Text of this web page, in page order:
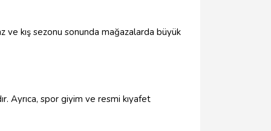
ve kış sezonu sonunda mağazalarda büyük
Ayrıca, spor giyim ve resmi kıyafet